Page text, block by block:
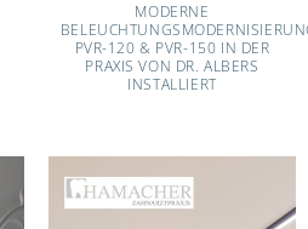
MODERNE
PVR-120 & PVR-150 IN DER
PRAXIS VON DR. ALBERS
INSTALLIERT